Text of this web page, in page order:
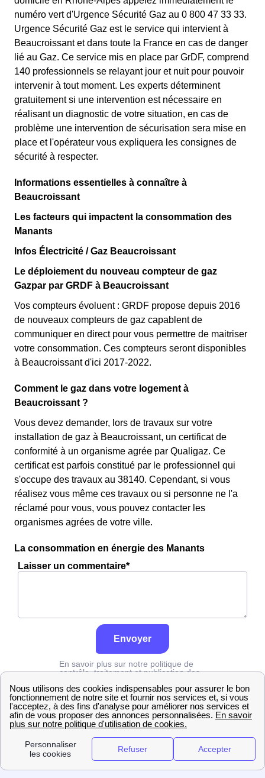
numéro vert d'Urgence Sécurité Gaz au 0 800 47 33 33.
Urgence Sécurité Gaz est le service qui intervient à
Beaucroissant et dans toute la France en cas de danger
lié au Gaz. Ce service mis en place par GrDF, comprend
140 professionnels se relayant jour et nuit pour pouvoir
intervenir à tout moment. Les experts déterminent
gratuitement si une intervention est nécessaire en
réalisant un diagnostic de votre situation, en cas de
problème une intervention de sécurisation sera mise en
place et l'opérateur vous expliquera les consignes de
sécurité à respecter.
Informations essentielles à connaître à
Beaucroissant
Les facteurs qui impactent la consommation des
Manants
Infos Électricité / Gaz Beaucroissant
Le déploiement du nouveau compteur de gaz
Gazpar par GRDF à Beaucroissant
Vos compteurs évoluent : GRDF propose depuis 2016
de nouveaux compteurs de gaz capablent de
communiquer en direct pour vous permettre de maitriser
votre consommation. Ces compteurs seront disponibles
à Beaucroissant d'ici 2017-2022.
Comment le gaz dans votre logement à
Beaucroissant ?
Vous devez demander, lors de travaux sur votre
installation de gaz à Beaucroissant, un certificat de
conformité à un organisme agrée par Qualigaz. Ce
certificat est parfois constitué par le professionnel qui
s'occupe des travaux au 38140. Cependant, si vous
réalisez vous même ces travaux ou si personne ne l'a
réclamé pour vous, vous pouvez contacter les
organismes agrées de votre ville.
La consommation en énergie des Manants
Laisser un commentaire*
Envoyer
En savoir plus sur notre politique de
contrôle, traitement et publication des
Grdf Isère Beaucroissant